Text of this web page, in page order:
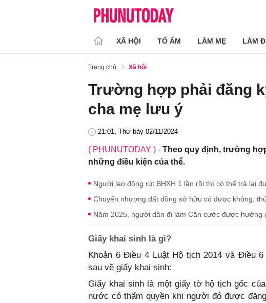
XÃ HỘI TỔ ẤM LÀM MẸ LÀM
Trang chủ Xã hội
Trường hợp phải đăng
cha mẹ lưu ý
21:01, Thứ bảy 02/11/2024
( PHUNUTODAY ) - Theo quy định, trường
những điều kiện của thể.
Người lao động rút BHXH 1 lần rồi thì có thể trả lại
Chuyển nhượng đất đồng sở hữu có được không,
Năm 2025, người dân đi làm Căn cước được hưởng
Giấy khai sinh là gì?
Khoản 6 Điều 4 Luật Hộ tịch 2014 và Điều
sau về giấy khai sinh:
Giấy khai sinh là một giấy tờ hộ tịch gốc
nước có thẩm quyền khi người đó được